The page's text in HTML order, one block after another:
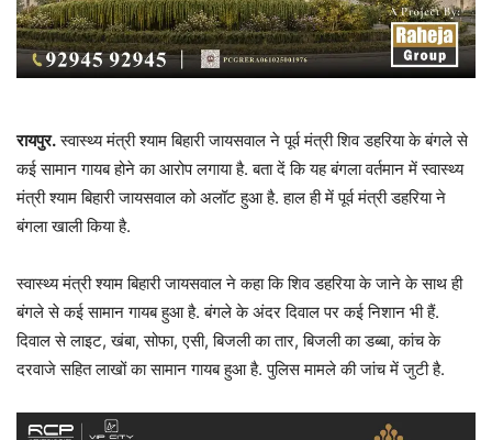
रायपुर.स्वास्थ्य मंत्री श्याम बिहारी जायसवाल ने पूर्व मंत्री शिव डहरिया के बंगले से
कई सामान गायब होने का आरोप लगाया है. बता दें कि यह बंगला वर्तमान में स्वास्थ्य
मंत्री श्याम बिहारी जायसवाल को अलॉट हुआ है. हाल ही में पूर्व मंत्री डहरिया ने
बंगला खाली किया है.
स्वास्थ्य मंत्री श्याम बिहारी जायसवाल ने कहा कि शिव डहरिया के जाने के साथ ही
बंगले से कई सामान गायब हुआ है. बंगले के अंदर दिवाल पर कई निशान भी हैं.
दिवाल से लाइट, खंबा, सोफा, एसी, बिजली का तार, बिजली का डब्बा, कांच के
दरवाजे सहित लाखों का सामान गायब हुआ है. पुलिस मामले की जांच में जुटी है.